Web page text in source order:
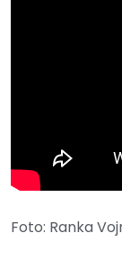
Foto: Ranka